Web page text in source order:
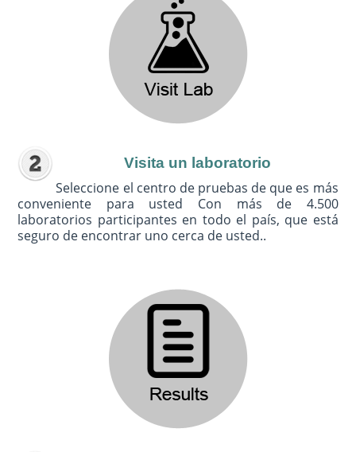
Visita un laboratorio
Seleccione el centro de pruebas de que es más
conveniente para usted Con más de 4.500
laboratorios participantes en todo el país, que está
seguro de encontrar uno cerca de usted..